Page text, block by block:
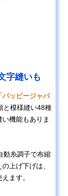
字縫いも
「パッピージャパ
と模様縫い48種
機能もありま
動糸調子で布縮
上げ下げは、
ます。